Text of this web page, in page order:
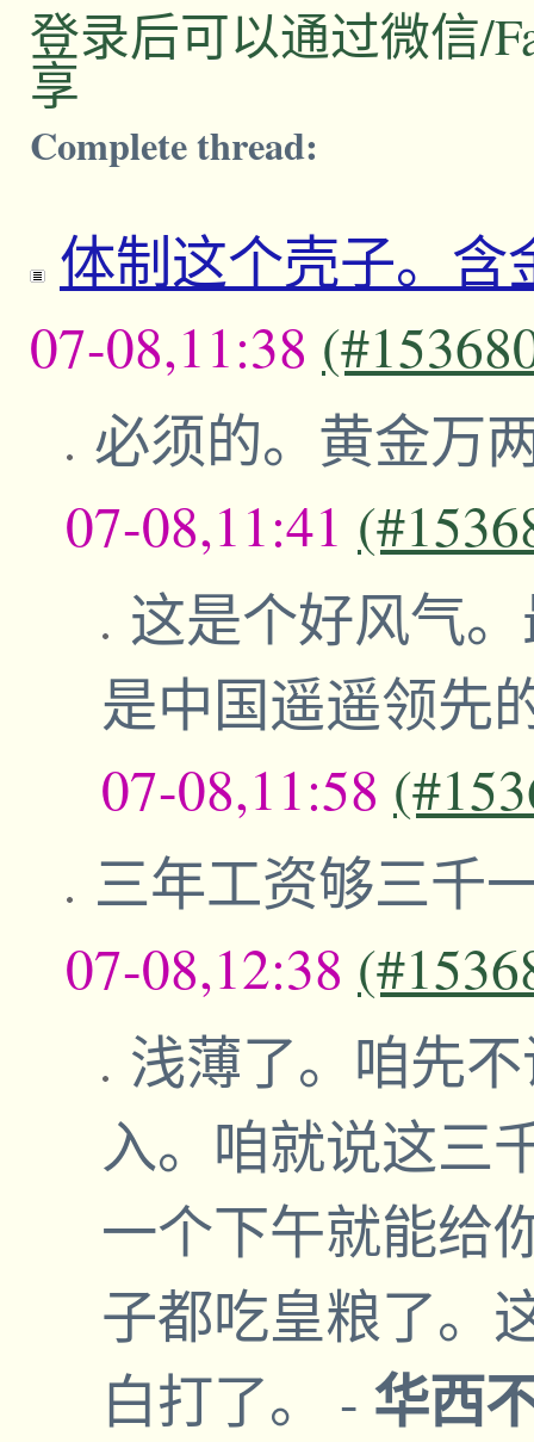
登录后可以通过微信/
享
Complete thread:
体制这个壳子。
07-08,11:38
必须的。黄金万
07-08,11:41
这是个好风气
是中国遥遥领先
07-08,11:58
三年工资够三千
07-08,12:38
浅薄了。咱先
入。咱就说这三
一个下午就能给
子都吃皇粮了。
白打了。 - 华西